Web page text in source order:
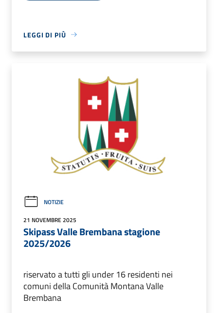
LEGGI DI PIÙ
NOTIZIE
21 NOVEMBRE 2025
Skipass Valle Brembana stagione
2025/2026
riservato a tutti gli under 16 residenti nei
comuni della Comunità Montana Valle
Brembana